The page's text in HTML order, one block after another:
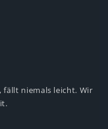
fällt niemals leicht. Wir